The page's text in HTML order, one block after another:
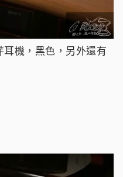
機，黑色，另外還有